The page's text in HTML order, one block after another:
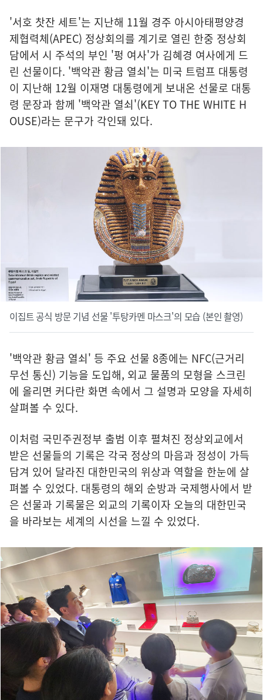
'서호 찻잔 세트'는 지난해 11월 경주 아시아태평양경
제협력체(APEC) 정상회의를 계기로 열린 한중 정상회
담에서 시 주석의 부인 '펑 여사'가 김혜경 여사에게 드
린 선물이다. '백악관 황금 열쇠'는 미국 트럼프 대통령
이 지난해 12월 이재명 대통령에게 보내온 선물로 대통
령 문장과 함께 '백악관 열쇠'(KEY TO THE WHITE H
OUSE)라는 문구가 각인돼 있다.
이집트 공식 방문 기념 선물 '투탕카멘 마스크'의 모습 (본인 촬영)
'백악관 황금 열쇠' 등 주요 선물 8종에는 NFC(근거리
무선 통신) 기능을 도입해, 외교 물품의 모형을 스크린
에 올리면 커다란 화면 속에서 그 설명과 모양을 자세히
살펴볼 수 있다.
이처럼 국민주권정부 출범 이후 펼쳐진 정상외교에서
받은 선물들의 기록은 각국 정상의 마음과 정성이 가득
담겨 있어 달라진 대한민국의 위상과 역할을 한눈에 살
펴볼 수 있었다. 대통령의 해외 순방과 국제행사에서 받
은 선물과 기록물은 외교의 기록이자 오늘의 대한민국
을 바라보는 세계의 시선을 느낄 수 있었다.